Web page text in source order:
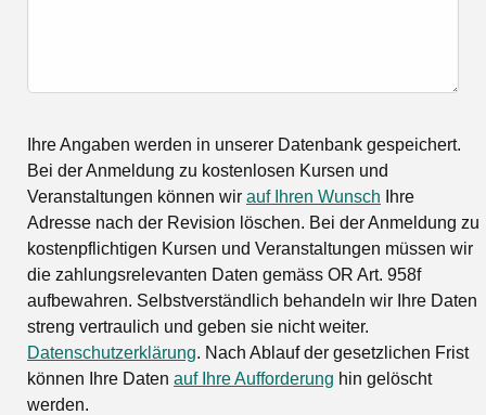
Ihre Angaben werden in unserer Datenbank gespeichert.
Bei der Anmeldung zu kostenlosen Kursen und
Veranstaltungen können wir auf Ihren Wunsch Ihre
Adresse nach der Revision löschen. Bei der Anmeldung zu
kostenpflichtigen Kursen und Veranstaltungen müssen wir
die zahlungsrelevanten Daten gemäss OR Art. 958f
aufbewahren. Selbstverständlich behandeln wir Ihre Daten
streng vertraulich und geben sie nicht weiter.
Datenschutzerklärung. Nach Ablauf der gesetzlichen Frist
können Ihre Daten auf Ihre Aufforderung hin gelöscht
werden.